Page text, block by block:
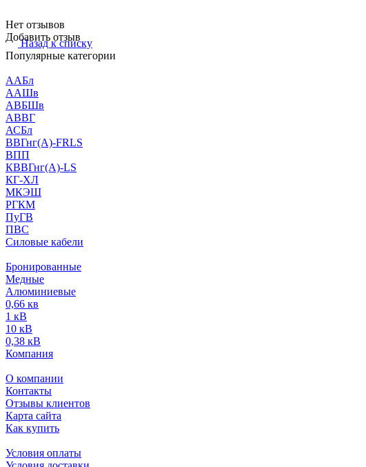
Нет отзывов
Добавить отзыв
Назад к списку
Популярные категории
ААБл
ААШв
АВБШв
АВВГ
АСБл
ВВГнг(А)-FRLS
ВПП
КВВГнг(А)-LS
КГ-ХЛ
МКЭШ
РГКМ
ПуГВ
ПВС
Силовые кабели
Бронированные
Медные
Алюминиевые
0,66 кв
1 кВ
10 кВ
0,38 кВ
Компания
О компании
Контакты
Отзывы клиентов
Карта сайта
Как купить
Условия оплаты